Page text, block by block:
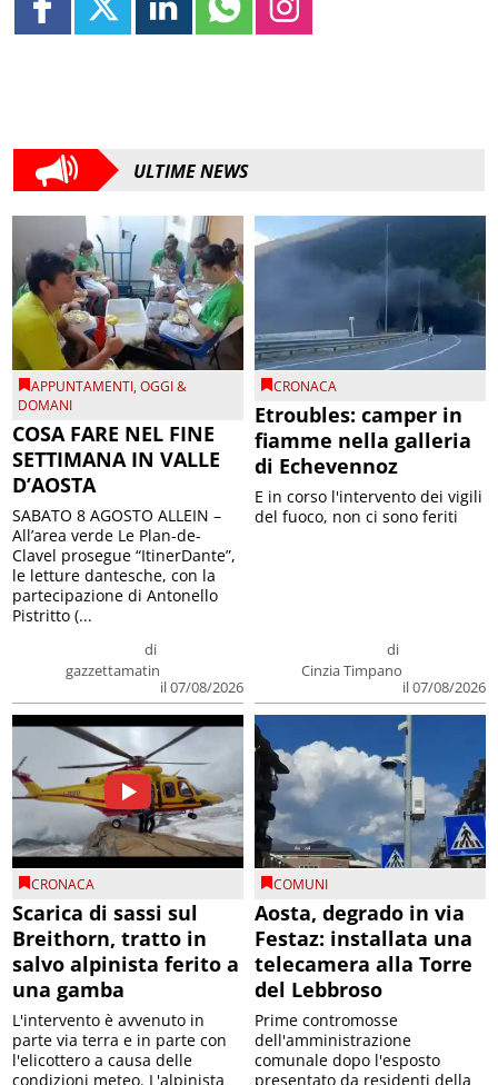
ULTIME NEWS
APPUNTAMENTI,OGGI &
DOMANI
COSA FARE NEL FINE
SETTIMANA IN VALLE
D’AOSTA
di
gazzettamatin
il 07/08/2026
SABATO 8 AGOSTO ALLEIN –
All’area verde Le Plan-de-
Clavel prosegue “ItinerDante”,
le letture dantesche, con la
partecipazione di Antonello
Pistritto (...
CRONACA
Etroubles: camper in
fiamme nella galleria
di Echevennoz
di
Cinzia Timpano
il 07/08/2026
E in corso l'intervento dei vigili
del fuoco, non ci sono feriti
CRONACA
Scarica di sassi sul
Breithorn, tratto in
salvo alpinista ferito a
una gamba
L'intervento è avvenuto in
parte via terra e in parte con
l'elicottero a causa delle
condizioni meteo. L'alpinista
COMUNI
Aosta, degrado in via
Festaz: installata una
telecamera alla Torre
del Lebbroso
Prime contromosse
dell'amministrazione
comunale dopo l'esposto
presentato da residenti della